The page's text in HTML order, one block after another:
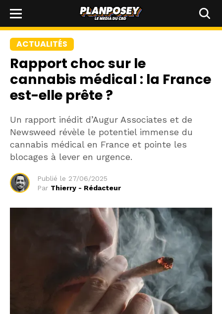
ACTUALITÉS
Rapport choc sur le
cannabis médical : la France
est-elle prête ?
Un rapport inédit d’Augur Associates et de
Newsweed révèle le potentiel immense du
cannabis médical en France et pointe les
blocages à lever en urgence.
Publié le 27/06/2025
Par Thierry - Rédacteur